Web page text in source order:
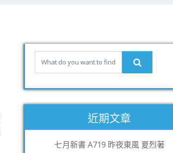
近期文章
七月新書 A719 昨夜東風 夏烈著